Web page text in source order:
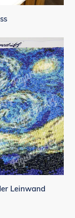
Leinwand